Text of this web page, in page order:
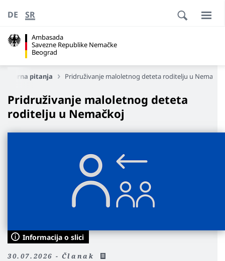
Ambasada
Savezne Republike Nemačke
Beograd
DE SR
pitanja Pridruživanje maloletnog deteta roditelju u Nemačkoj
Pridruživanje maloletnog deteta
roditelju u Nemačkoj
Informacija o slici
30.07.2026 - Članak